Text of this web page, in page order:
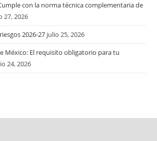
con la norma técnica complementaria de
27, 2026
2026-27 julio 25, 2026
México: El requisito obligatorio para tu
24, 2026